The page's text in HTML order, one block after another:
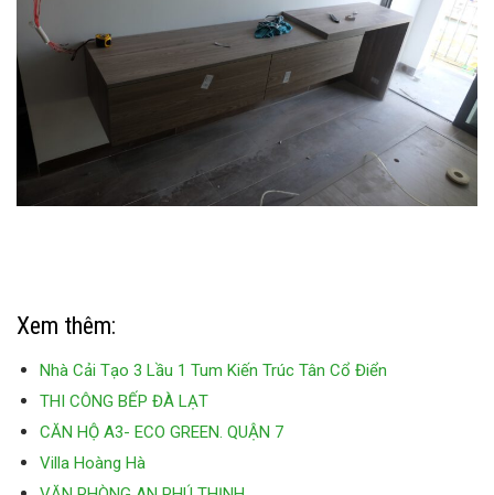
Xem thêm:
Nhà Cải Tạo 3 Lầu 1 Tum Kiến Trúc Tân Cổ Điển
THI CÔNG BẾP ĐÀ LẠT
CĂN HỘ A3- ECO GREEN. QUẬN 7
Villa Hoàng Hà